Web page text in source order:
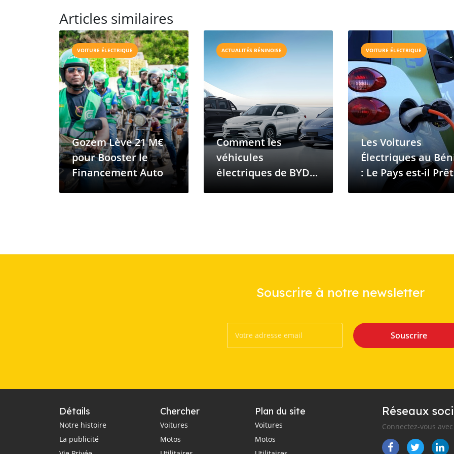
Articles similaires
VOITURE ÉLECTRIQUE
Gozem Lève 21 M€
pour Booster le
Financement Auto
ACTUALITÉS BÉNINOISE
Comment les
véhicules
électriques de BYD
VOITURE ÉLECTRIQUE
Les Voitures
Électriques au
: Le Pays est-il Prêt
pour la Transition
Souscrire à notre newsletter
Souscrire
Détails
Notre histoire
La publicité
Chercher
Voitures
Motos
Plan du site
Voitures
Motos
Réseaux
Connectez-vous